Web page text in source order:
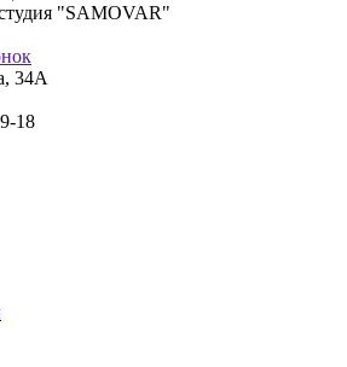
"SAMOVAR"
34А
18